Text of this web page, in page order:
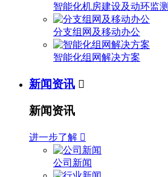
智能化机房建设及动环监测
分支组网及移动办公
智能化组网解决方案
新闻资讯 
新闻资讯
进一步了解 
公司新闻